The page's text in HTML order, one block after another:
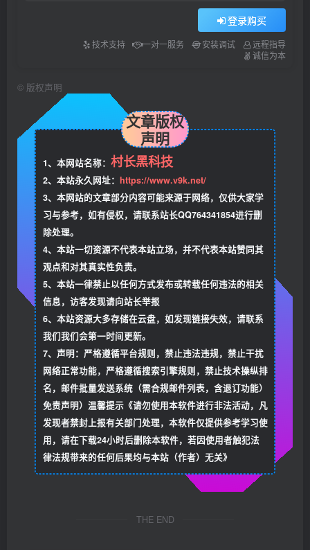
登录购买
技术支持 一对一服务 安装调试
远程指导
诚信为本
© 版权声明
文章版权
声明
1、本网站名称： 村长黑科技
2、本站永久网址： https://www.v9k.net/
3、本网站的文章部分内容可能来源于网络，仅供大家学
习与参考，如有侵权，请联系站长QQ764341854进行删
除处理。
4、本站一切资源不代表本站立场，并不代表本站赞同其
观点和对其真实性负责。
5、本站一律禁止以任何方式发布或转载任何违法的相关
信息，访客发现请向站长举报
6、本站资源大多存储在云盘，如发现链接失效，请联系
我们我们会第一时间更新。
7、声明：严格遵循平台规则，禁止违法违规，禁止干扰
网络正常功能，严格遵循搜索引擎规则，禁止技术操纵排
名，邮件批量发送系统（需合规邮件列表，含退订功能）
免责声明）温馨提示《请勿使用本软件进行非法活动，凡
发现者禁封上报有关部门处理，本软件仅提供参考学习使
用，请在下载24小时后删除本软件，若因使用者触犯法
律法规带来的任何后果均与本站（作者）无关》
THE END